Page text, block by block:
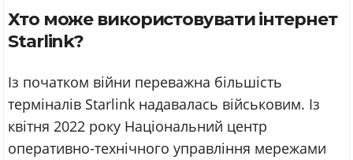
Хто може використовувати інтернет
Starlink?
Із початком війни переважна більшість
терміналів Starlink надавалась військовим. Із
квітня 2022 року Національний центр
оперативно-технічного управління мережами